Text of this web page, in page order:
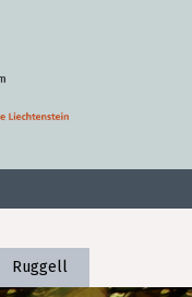
Ruggell